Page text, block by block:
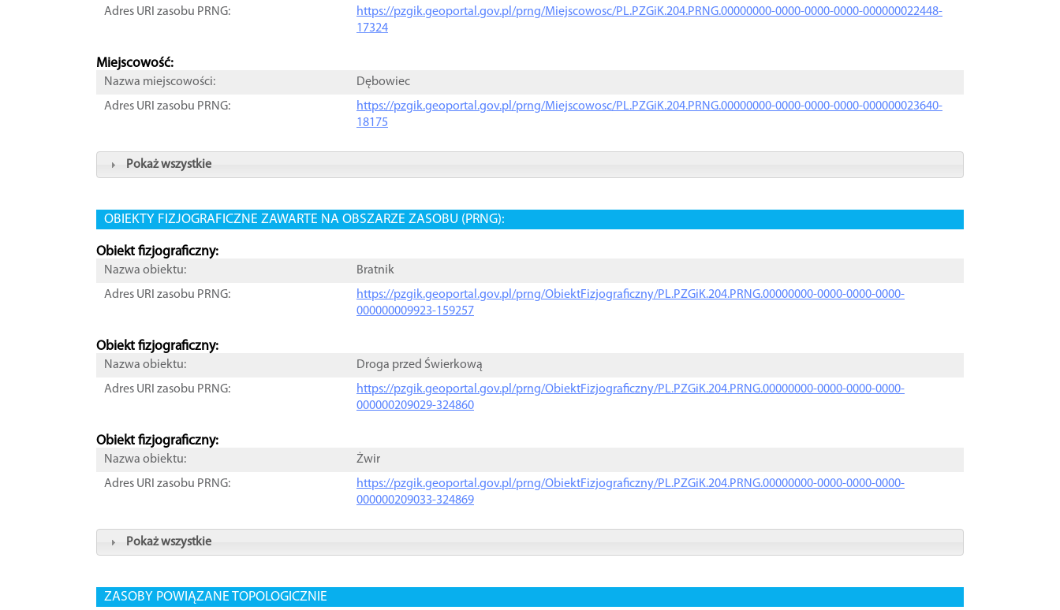
Adres URI zasobu PRNG:
https://pzgik.geoportal.gov.pl/prng/Miejscowosc/PL.PZGiK.204.PRNG.00000000-0000-0000-0000-000000022448-
17324
Miejscowość:
Nazwa miejscowości:
Dębowiec
Adres URI zasobu PRNG:
https://pzgik.geoportal.gov.pl/prng/Miejscowosc/PL.PZGiK.204.PRNG.00000000-0000-0000-0000-000000023640-
18175
Pokaż wszystkie
OBIEKTY FIZJOGRAFICZNE ZAWARTE NA OBSZARZE ZASOBU (PRNG):
Obiekt fizjograficzny:
Nazwa obiektu:
Bratnik
Adres URI zasobu PRNG:
https://pzgik.geoportal.gov.pl/prng/ObiektFizjograficzny/PL.PZGiK.204.PRNG.00000000-0000-0000-0000-
000000009923-159257
Obiekt fizjograficzny:
Nazwa obiektu:
Droga przed Świerkową
Adres URI zasobu PRNG:
https://pzgik.geoportal.gov.pl/prng/ObiektFizjograficzny/PL.PZGiK.204.PRNG.00000000-0000-0000-0000-
000000209029-324860
Obiekt fizjograficzny:
Nazwa obiektu:
Żwir
Adres URI zasobu PRNG:
https://pzgik.geoportal.gov.pl/prng/ObiektFizjograficzny/PL.PZGiK.204.PRNG.00000000-0000-0000-0000-
000000209033-324869
Pokaż wszystkie
ZASOBY POWIĄZANE TOPOLOGICZNIE